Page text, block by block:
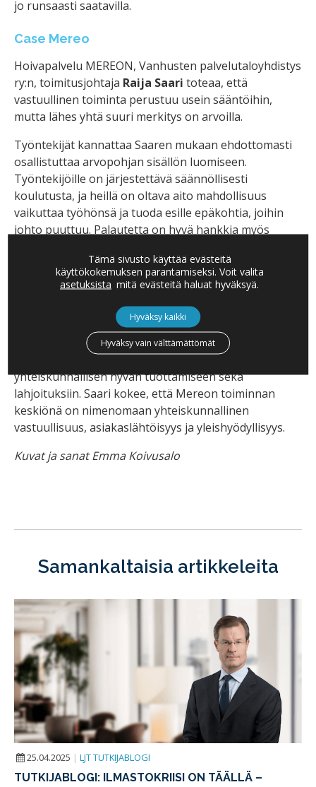
jo runsaasti saatavilla.
Case Mereo
Hoivapalvelu MEREON, Vanhusten palvelutaloyhdistys
ry:n, toimitusjohtaja Raija Saari toteaa, että
vastuullinen toiminta perustuu usein sääntöihin,
mutta lähes yhtä suuri merkitys on arvoilla.
Työntekijät kannattaa Saaren mukaan ehdottomasti
osallistuttaa arvopohjan sisällön luomiseen.
Työntekijöille on järjestettävä säännöllisesti
koulutusta, ja heillä on oltava aito mahdollisuus
vaikuttaa työhönsä ja tuoda esille epäkohtia, joihin
johto puuttuu. Palautetta on hyvä hankkia myös
avulla niin työntekijöiltä kuin asiakkailtakin.
Diversiteetin on toteuduttava, ja reklamaatioihin on
Yhteiskunnallisen yrityksen ydintarkoitus on
yhteiskunnan hyvinvoinnin lisääminen, ja tuotot
käytetään oman toiminnan kehittämiseen,
yhteiskunnallisen hyvän tuottamiseen sekä
lahjoituksiin. Saari kokee, että Mereon toiminnan
keskiönä on nimenomaan yhteiskunnallinen
vastuullisuus, asiakaslähtöisyys ja yleishyödyllisyys.
Kuvat ja sanat Emma Koivusalo
Samankaltaisia artikkeleita
25.04.2025 | LJT TUTKIJABLOGI
TUTKIJABLOGI: ILMASTOKRIISI ON TÄÄLLÄ –
Tämä sivusto käyttää evästeitä
käyttökokemuksen parantamiseksi. Voit valita
asetuksista mitä evästeitä haluat hyväksyä.
Hyväksy kaikki
Hyväksy vain välttämättömät